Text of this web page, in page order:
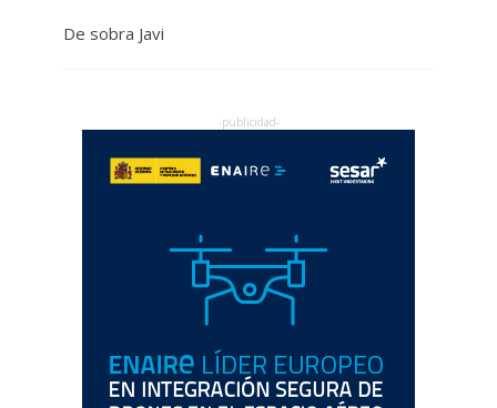
De sobra Javi